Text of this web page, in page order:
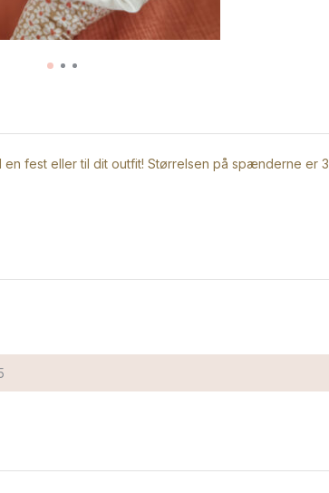
fest eller til dit outfit! Størrelsen på spænderne er 3